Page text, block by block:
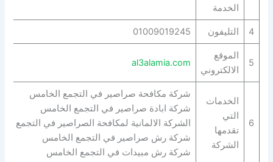
الخدمة
4 التليفون 01009019245
5
الموقع
الالكتروني
al3alamia.com
6
الخدمات
التي
تقدمها
الشركة
شركة مكافحة صراصير في التجمع الخامس
شركة ابادة صراصير في التجمع الخامس
الشركة الالمانية لمكافحة الصراصير في التجمع
شركة رش صراصير في التجمع الخامس
شركة رش مبيدات في التجمع الخامس